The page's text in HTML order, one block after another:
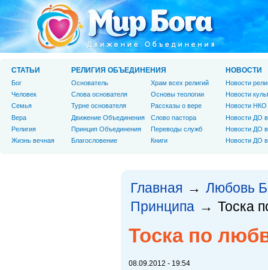
Главная → Любовь
Принципа → Тоска
Тоска по
08.09.2012 - 19:54
СТАТЬИ
Бог
Человек
Cемья
Вера
Религия
Жизнь вечная
РЕЛИГИЯ ОБЪЕДИНЕНИЯ
Основатель
Слова основателя
Турне основателя
Движение Объединения
Принцип Объединения
Благословение
Храм всех религий
Основы теологии
Рассказы о вере
Слово пастора
Переводы служб
Книги
НОВОСТИ
Новости
Новости
Новости НКО
Новости ДО
Новости ДО
Новости ДО